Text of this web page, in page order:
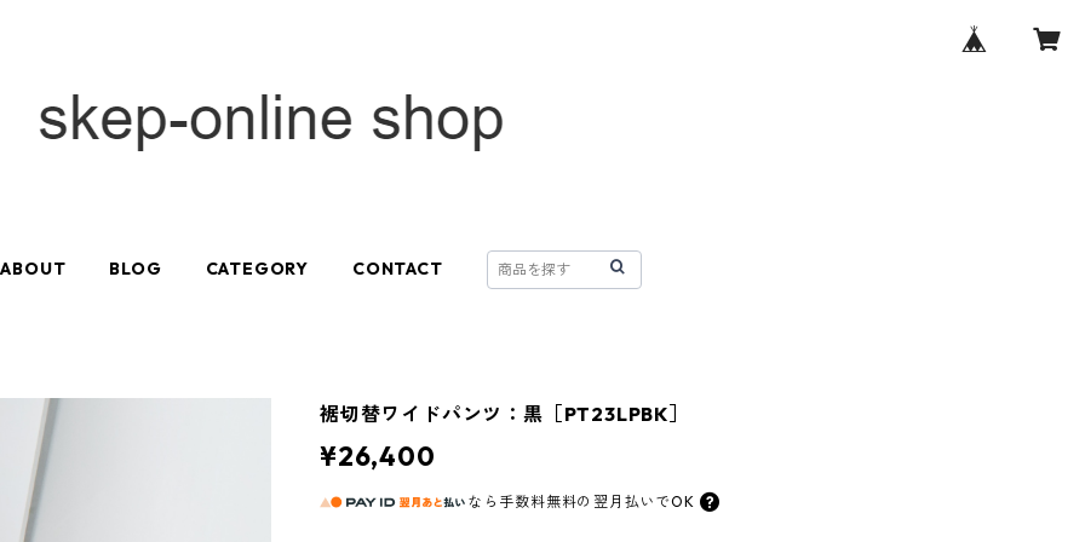
ABOUT BLOG CATEGORY CONTACT
裾切替ワイドパンツ：黒［PT23LPBK］
¥26,400
なら 手数料無料の 翌月払いでOK